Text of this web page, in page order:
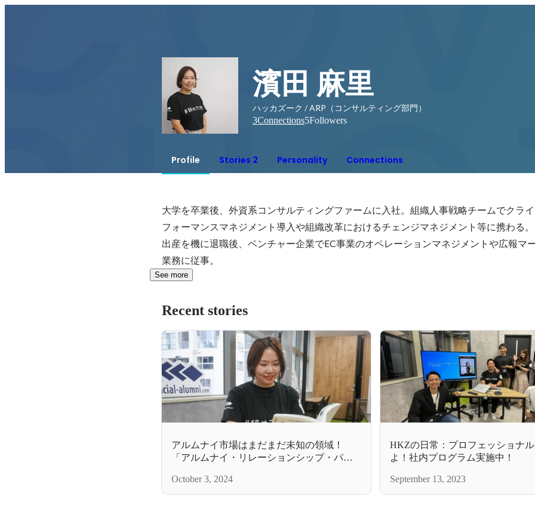
濱田 麻里
ハッカズーク / ARP（コンサルティング部門）
3Connections5Followers
Profile Stories 2 Personality Connections
大学を卒業後、外資系コンサルティングファームに入社。組織人事戦略チームでクラ
フォーマンスマネジメント導入や組織改革におけるチェンジマネジメント等に携わる。
出産を機に退職後、ベンチャー企業でEC事業のオペレーションマネジメントや広報マ
業務に従事。
See more
Recent stories
アルムナイ市場はまだまだ未知の領域！
「アルムナイ・リレーションシップ・パー
October 3, 2024
HKZの日常：プロフェッショナ
よ！社内プログラム実施中！
September 13, 2023